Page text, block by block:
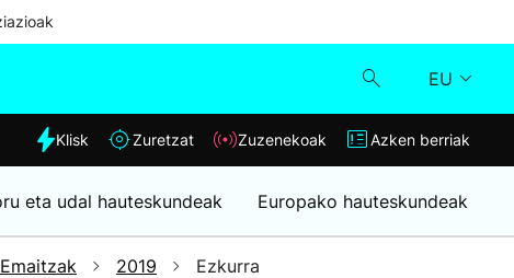
EU
Klisk
Zuzenekoak
Klisk Zuretzat Zuzenekoak Azken berriak
eta udal hauteskundeak Europako hauteskundeak
2019 Ezkurra